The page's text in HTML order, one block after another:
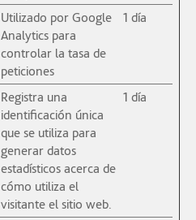
Utilizado por Google
Analytics para
controlar la tasa de
peticiones
1 día
Registra una
identificación única
que se utiliza para
generar datos
estadísticos acerca de
cómo utiliza el
visitante el sitio web.
1 día